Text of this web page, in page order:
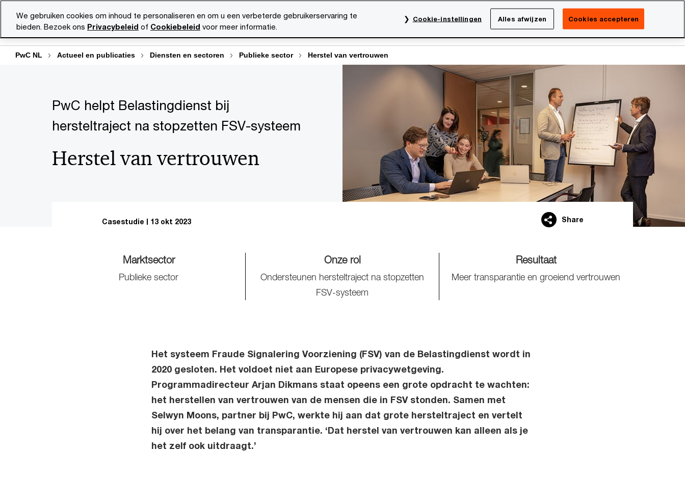
Diensten Marktsectoren Carrière
Netherlands
Search
PwC NL Actueel en publicaties Diensten en sectoren Publieke sector Herstel van vertrouwen
PwC helpt Belastingdienst bij
hersteltraject na stopzetten FSV-systeem
Herstel van vertrouwen
Casestudie 13 okt 2023 Share
Marktsector
Publieke sector
Onze rol
Ondersteunen hersteltraject na stopzetten
FSV-systeem
Resultaat
Meer transparantie en groeiend vertrouwen
Het systeem Fraude Signalering Voorziening (FSV) van de Belastingdienst wordt in
2020 gesloten. Het voldoet niet aan Europese privacywetgeving.
Programmadirecteur Arjan Dikmans staat opeens een grote opdracht te wachten:
het herstellen van vertrouwen van de mensen die in FSV stonden. Samen met
Selwyn Moons, partner bij PwC, werkte hij aan dat grote hersteltraject en vertelt
hij over het belang van transparantie. ‘Dat herstel van vertrouwen kan alleen als je
het zelf ook uitdraagt.’
We gebruiken cookies om inhoud te personaliseren en om u een verbeterde gebruikerservaring te
bieden. Bezoek ons Privacybeleid of Cookiebeleid voor meer informatie.
Cookie-instellingen Alles afwijzen Cookies accepteren